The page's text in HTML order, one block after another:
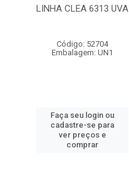
LINHA CLEA 6313 UVA
Código: 52704
Embalagem: UN1
Faça seu login ou
cadastre-se para
ver preços e
comprar